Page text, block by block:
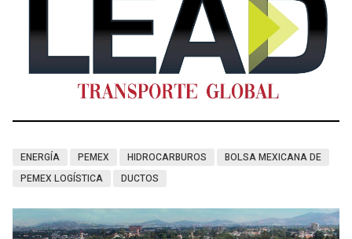
ENERGÍA PEMEX HIDROCARBUROS
BOLSA MEXICANA DE
PEMEX LOGÍSTICA
DUCTOS